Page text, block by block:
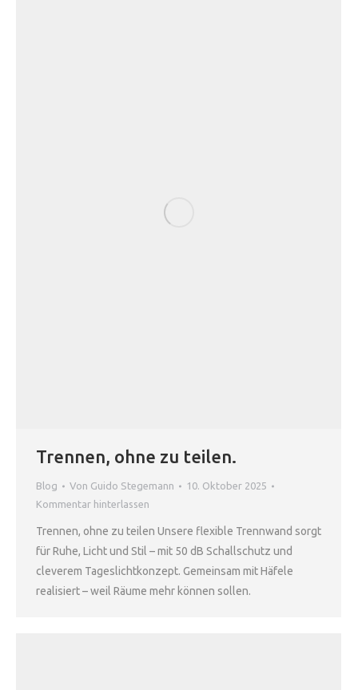
Trennen, ohne zu teilen.
Blog Von Guido Stegemann
10. Oktober 2025
Kommentar hinterlassen
Trennen, ohne zu teilen Unsere flexible Trennwand sorgt
für Ruhe, Licht und Stil – mit 50 dB Schallschutz und
cleverem Tageslichtkonzept. Gemeinsam mit Häfele
realisiert – weil Räume mehr können sollen.